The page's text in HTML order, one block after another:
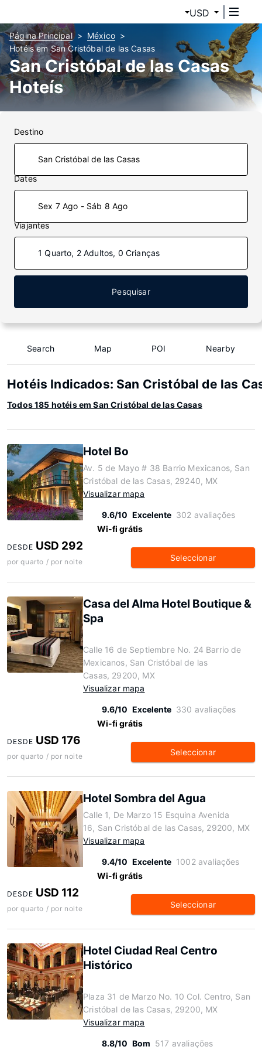
USD
Página Principal
México
Hotéis em San Cristóbal de las Casas
San Cristóbal de las Casas
Hoteís
Destino
Dates
Sex 7 Ago - Sáb 8 Ago
Viajantes
1 Quarto, 2 Adultos, 0 Crianças
Pesquisar
Search Map POI Nearby
Hotéis Indicados: San Cristóbal de las
Todos 185 hotéis em San Cristóbal de las Casas
Hotel Bo
Av. 5 de Mayo # 38 Barrio Mexicanos, San
Cristóbal de las Casas, 29240, MX
Visualizar mapa
9.6/10 Excelente 302 avaliações
Wi-fi grátis
DESDE USD 292
por quarto / por noite Seleccionar
Casa del Alma Hotel Boutique &
Spa
Calle 16 de Septiembre No. 24 Barrio de
Mexicanos, San Cristóbal de las
Casas, 29200, MX
Visualizar mapa
9.6/10 Excelente 330 avaliações
Wi-fi grátis
DESDE USD 176
por quarto / por noite Seleccionar
Hotel Sombra del Agua
Calle 1, De Marzo 15 Esquina Avenida
16, San Cristóbal de las Casas, 29200, MX
Visualizar mapa
9.4/10 Excelente 1002 avaliações
Wi-fi grátis
DESDE USD 112
por quarto / por noite Seleccionar
Hotel Ciudad Real Centro
Histórico
Plaza 31 de Marzo No. 10 Col. Centro, San
Cristóbal de las Casas, 29200, MX
Visualizar mapa
8.8/10 Bom 517 avaliações